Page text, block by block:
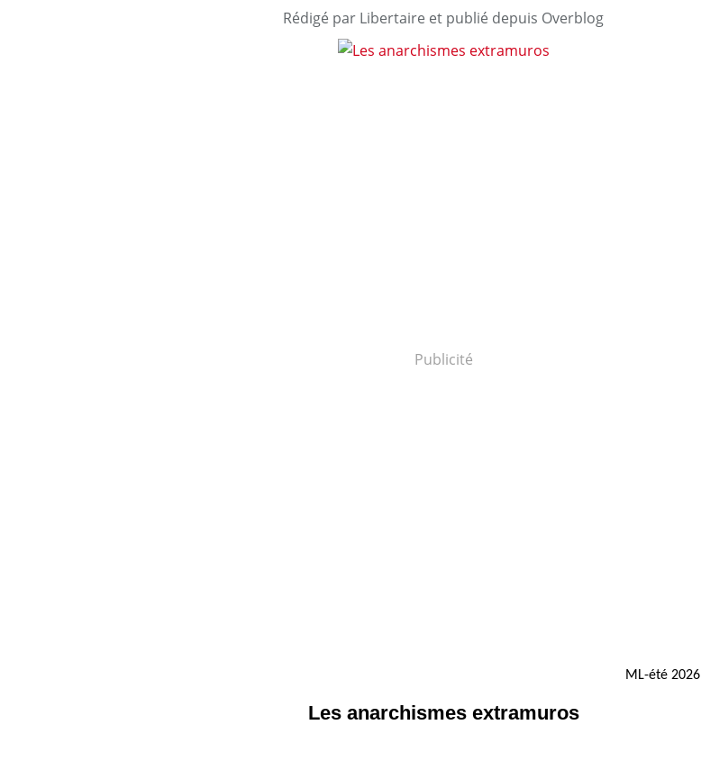
Rédigé par Libertaire et publié depuis Overblog
Publicité
ML-été 2026
Les anarchismes extramuros